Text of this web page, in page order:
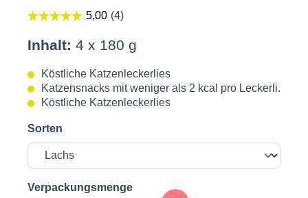
Inhalt: 4 x 180 g
Köstliche Katzenleckerlies
Katzensnacks mit weniger als 2 kcal pro Leckerli.
Köstliche Katzenleckerlies
Sorten
Verpackungsmengeauswählen